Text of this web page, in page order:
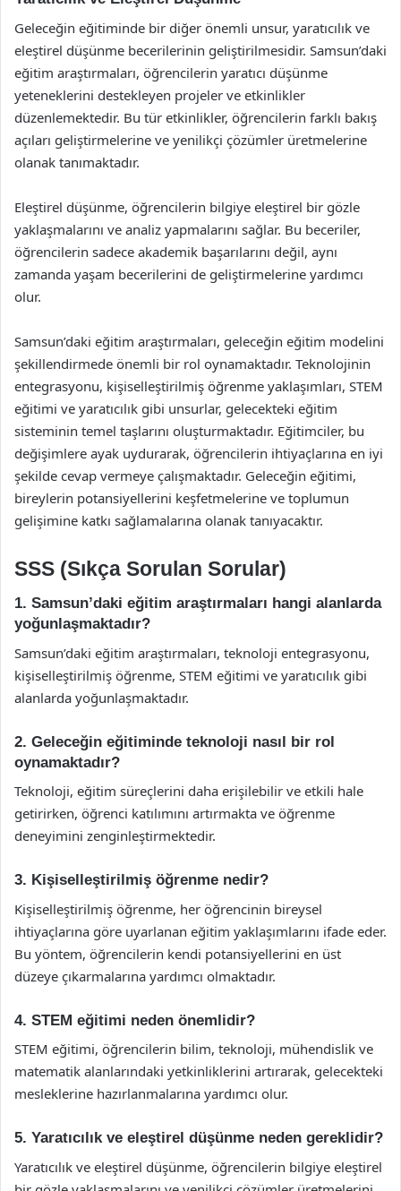
Geleceğin eğitiminde bir diğer önemli unsur, yaratıcılık ve
eleştirel düşünme becerilerinin geliştirilmesidir. Samsun’daki
eğitim araştırmaları, öğrencilerin yaratıcı düşünme
yeteneklerini destekleyen projeler ve etkinlikler
düzenlemektedir. Bu tür etkinlikler, öğrencilerin farklı bakış
açıları geliştirmelerine ve yenilikçi çözümler üretmelerine
olanak tanımaktadır.
Eleştirel düşünme, öğrencilerin bilgiye eleştirel bir gözle
yaklaşmalarını ve analiz yapmalarını sağlar. Bu beceriler,
öğrencilerin sadece akademik başarılarını değil, aynı
zamanda yaşam becerilerini de geliştirmelerine yardımcı
olur.
Samsun’daki eğitim araştırmaları, geleceğin eğitim modelini
şekillendirmede önemli bir rol oynamaktadır. Teknolojinin
entegrasyonu, kişiselleştirilmiş öğrenme yaklaşımları, STEM
eğitimi ve yaratıcılık gibi unsurlar, gelecekteki eğitim
sisteminin temel taşlarını oluşturmaktadır. Eğitimciler, bu
değişimlere ayak uydurarak, öğrencilerin ihtiyaçlarına en iyi
şekilde cevap vermeye çalışmaktadır. Geleceğin eğitimi,
bireylerin potansiyellerini keşfetmelerine ve toplumun
gelişimine katkı sağlamalarına olanak tanıyacaktır.
SSS (Sıkça Sorulan Sorular)
1. Samsun’daki eğitim araştırmaları hangi alanlarda
yoğunlaşmaktadır?
Samsun’daki eğitim araştırmaları, teknoloji entegrasyonu,
kişiselleştirilmiş öğrenme, STEM eğitimi ve yaratıcılık gibi
alanlarda yoğunlaşmaktadır.
2. Geleceğin eğitiminde teknoloji nasıl bir rol
oynamaktadır?
Teknoloji, eğitim süreçlerini daha erişilebilir ve etkili hale
getirirken, öğrenci katılımını artırmakta ve öğrenme
deneyimini zenginleştirmektedir.
3. Kişiselleştirilmiş öğrenme nedir?
Kişiselleştirilmiş öğrenme, her öğrencinin bireysel
ihtiyaçlarına göre uyarlanan eğitim yaklaşımlarını ifade eder.
Bu yöntem, öğrencilerin kendi potansiyellerini en üst
düzeye çıkarmalarına yardımcı olmaktadır.
4. STEM eğitimi neden önemlidir?
STEM eğitimi, öğrencilerin bilim, teknoloji, mühendislik ve
matematik alanlarındaki yetkinliklerini artırarak, gelecekteki
mesleklerine hazırlanmalarına yardımcı olur.
5. Yaratıcılık ve eleştirel düşünme neden gereklidir?
Yaratıcılık ve eleştirel düşünme, öğrencilerin bilgiye eleştirel